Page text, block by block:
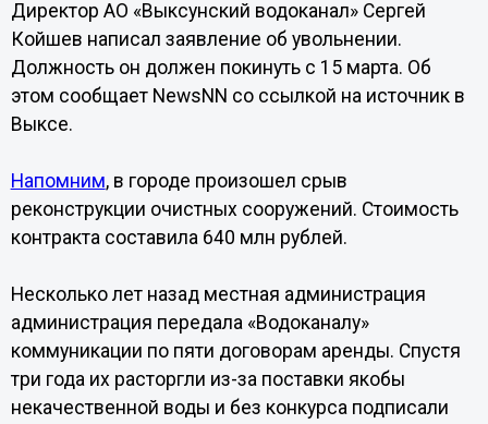
Директор АО «Выксунский водоканал» Сергей
Койшев написал заявление об увольнении.
Должность он должен покинуть с 15 марта. Об
этом сообщает NewsNN со ссылкой на источник в
Выксе.
Напомним, в городе произошел срыв
реконструкции очистных сооружений. Стоимость
контракта составила 640 млн рублей.
Несколько лет назад местная администрация
администрация передала «Водоканалу»
коммуникации по пяти договорам аренды. Спустя
три года их расторгли из-за поставки якобы
некачественной воды и без конкурса подписали